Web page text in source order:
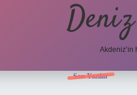
Akdeniz’in
Son Yazılar